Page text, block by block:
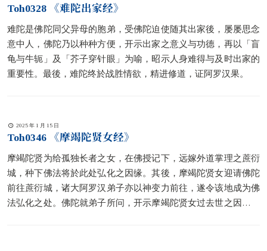
Toh0328 《难陀出家经》
难陀是佛陀同父异母的胞弟，受佛陀迫使随其出家後，屡屡思念
意中人，佛陀乃以种种方便，开示出家之意义与功德，再以「盲
龟与牛轭」及「芥子穿针眼」为喻，昭示人身难得与及时出家的
重要性。最後，难陀终於战胜情欲，精进修道，证阿罗汉果。
2025 年 1 月 15 日
Toh0346 《摩竭陀贤女经》
摩竭陀贤为给孤独长者之女，在佛授记下，远嫁外道掌理之蔗衍
城，种下佛法将於此处弘化之因缘。其後，摩竭陀贤女迎请佛陀
前往蔗衍城，诸大阿罗汉弟子亦以神变力前往，遂令该地成为佛
法弘化之处。佛陀就弟子所问，开示摩竭陀贤女过去世之因缘，